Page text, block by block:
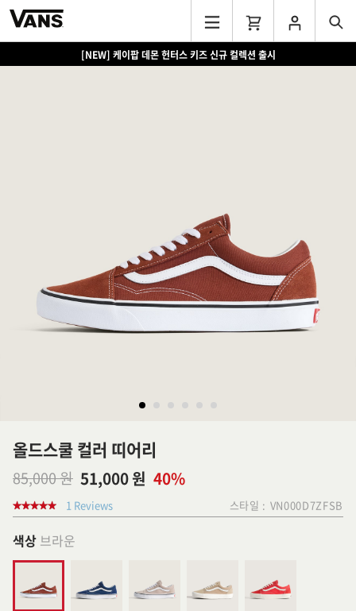
[NEW] 케이팝 데몬 헌터스 키즈 신규 컬렉션 출시
[EVENT] 15만원 이상 구매 시 쿨러백 증정
올드스쿨 컬러 띠어리
85,000 원 51,000 원 40%
1 Reviews 스타일 : VN000D7ZFSB
색상 브라운